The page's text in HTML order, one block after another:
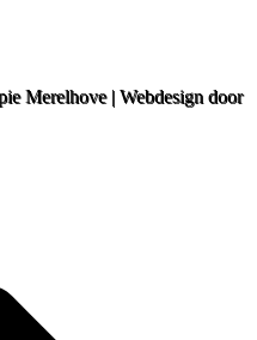
Merelhove | Webdesign door